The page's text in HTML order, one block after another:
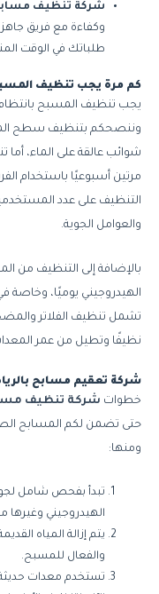
شركة تنظيف
وكفاءة مع فريق جاهز
طلباتك في الوقت
كم مرة يجب تنظيف
يجب تنظيف المسبح بانتظام
وننصحكم بتنظيف سطح
شوائب عالقة على الماء، أما
مرتين أسبوعيًا باستخدام
التنظيف على عدد
والعوامل الجوية.
بالإضافة إلى التنظيف من
الهيدروجيني يوميًا، وخاصة
تشمل تنظيف الفلاتر
نظيفًا وتطيل من عمر
شركة تعقيم مسابح
خطوات شركة تنظيف
حتى تضمن لكم المسابح
ومنها:
تبدأ بفحص شامل
الهيدروجيني وغيرها
يتم إزالة المياه
والفعال للمسبح.
تستخدم معدات